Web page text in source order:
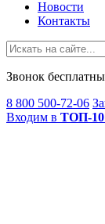
Новости
Контакты
Звонок
8 800 500-72-06
Входим в ТОП-10